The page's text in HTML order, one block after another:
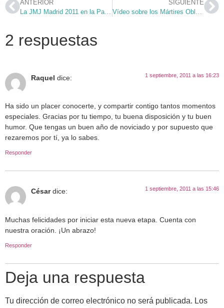
ANTERIOR
SIGUIENTE
2 respuestas
Raquel dice: 1 septiembre, 2011 a las 16:23
Ha sido un placer conocerte, y compartir contigo tantos momentos
especiales. Gracias por tu tiempo, tu buena disposición y tu buen
humor. Que tengas un buen año de noviciado y por supuesto que
rezaremos por tí, ya lo sabes.
Responder
César dice: 1 septiembre, 2011 a las 15:46
Muchas felicidades por iniciar esta nueva etapa. Cuenta con
nuestra oración. ¡Un abrazo!
Responder
Deja una respuesta
Tu dirección de correo electrónico no será publicada. Los